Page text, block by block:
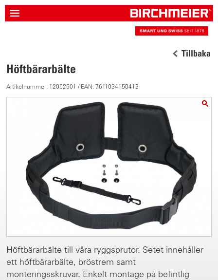
Tillbaka
Höftbärarbälte
Artikelnummer: 12052501 / EAN: 7611034150413
Höftbärarbälte till våra ryggsprutor. Setet innehåller
ett höftbärarbälte, bröstrem samt
monteringsskruvar. Enkelt montage på befintlig